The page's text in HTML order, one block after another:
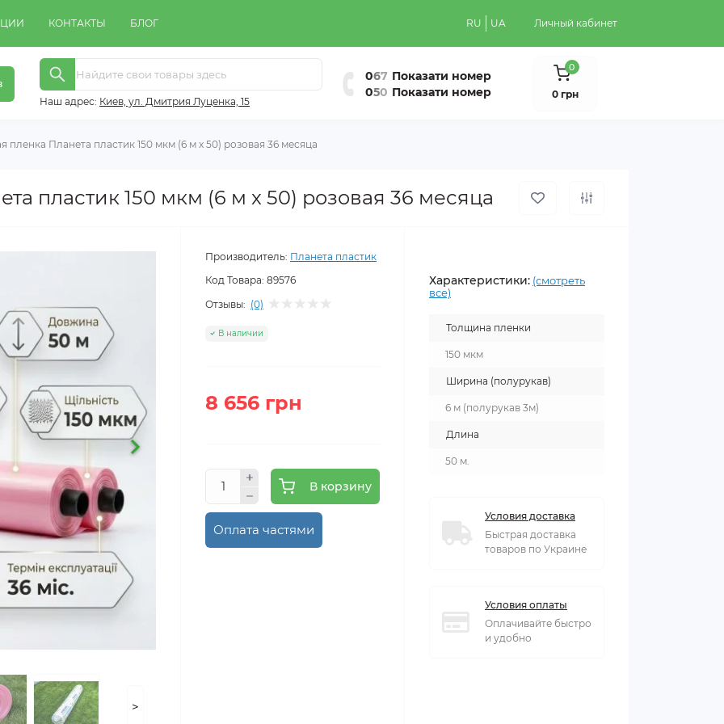
КОНТАКТЫ БЛОГ RU UA Личный кабинет
Наш адрес: Киeв, ул. Дмитрия Луценка, 15
067 Показати номер
050 Показати номер
0
0 грн
пленка Планета пластик 150 мкм (6 м x 50) розовая 36 месяца
пластик 150 мкм (6 м x 50) розовая 36 месяца
>
Производитель: Планета пластик
Код Товара: 89576
Отзывы: (0)
В наличии
8 656 грн
В корзину
Оплата частями
Характеристики: (смотреть
все)
Толщина пленки
150 мкм
Ширина (полурукав)
6 м (полурукав 3м)
Длина
50 м.
Условия доставка
Быстрая доставка
товаров по Украине
Условия оплаты
Оплачивайте быстро
и удобно